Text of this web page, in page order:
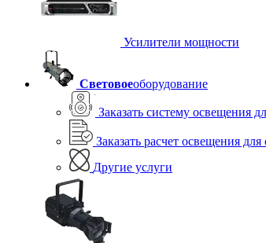
Усилители мощности
Световоеоборудование
Заказать систему освещения
Заказать расчет освещения для
Другие услуги